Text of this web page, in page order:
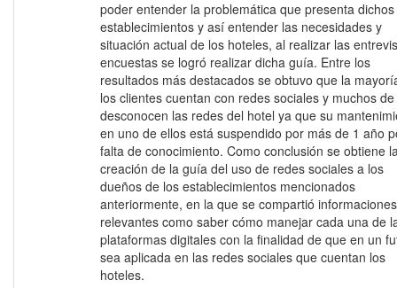
poder entender la problemática que presenta dichos
establecimientos y así entender las necesidades y
situación actual de los hoteles, al realizar las
encuestas se logró realizar dicha guía. Entre los
resultados más destacados se obtuvo que la
los clientes cuentan con redes sociales y muchos
desconocen las redes del hotel ya que su
en uno de ellos está suspendido por más de 1 año
falta de conocimiento. Como conclusión se obtiene
creación de la guía del uso de redes sociales a los
dueños de los establecimientos mencionados
anteriormente, en la que se compartió informaciones
relevantes como saber cómo manejar cada una de
plataformas digitales con la finalidad de que en un
sea aplicada en las redes sociales que cuentan los
hoteles.